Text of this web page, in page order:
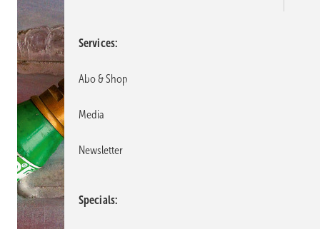
Services
Abo & Shop
Media
Newsletter
Specials